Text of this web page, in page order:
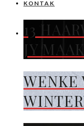
KONTAK
13
JY MAAK
WENKE